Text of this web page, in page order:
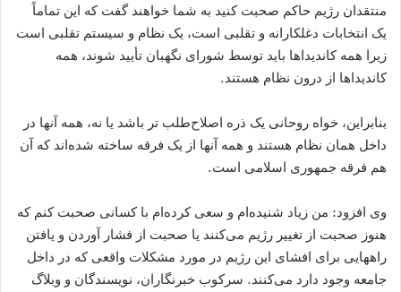
منتقدان رژیم حاکم صحبت کنید به شما خواهند گفت که این تماماً
یک انتخابات دغلکارانه و تقلبی است، یک نظام و سیستم تقلبی است
زیرا همه کاندیداها باید توسط شورای نگهبان تأیید شوند، همه
کاندیداها از درون نظام هستند.
بنابراین، خواه روحانی یک ذره اصلاح‌طلب تر باشد یا نه، همه آنها در
داخل همان نظام هستند و همه آنها از یک فرقه ساخته شده‌اند که آن
هم فرقه جمهوری اسلامی است.
وی افزود: من زیاد شنیده‌ام و سعی کرده‌ام با کسانی صحبت کنم که
هنوز صحبت از تغییر رژیم می‌کنند یا صحبت از فشار آوردن و یافتن
راههایی برای افشای این رژیم در مورد مشکلات واقعی که در داخل
جامعه وجود دارد می‌کنند. سرکوب خبرنگاران، نویسندگان و وبلاگ